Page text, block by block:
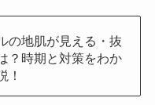
の地肌が見える・抜
？時期と対策をわか
！